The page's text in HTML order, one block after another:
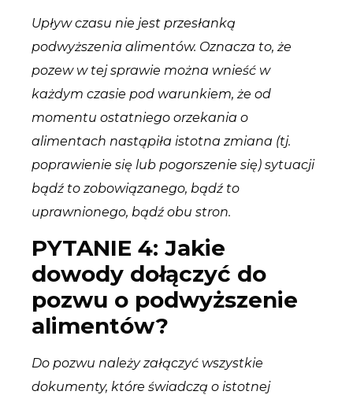
Upływ czasu nie jest przesłanką
podwyższenia alimentów. Oznacza to, że
pozew w tej sprawie można wnieść w
każdym czasie pod warunkiem, że od
momentu ostatniego orzekania o
alimentach nastąpiła istotna zmiana (tj.
poprawienie się lub pogorszenie się) sytuacji
bądź to zobowiązanego, bądź to
uprawnionego, bądź obu stron.
PYTANIE 4: Jakie
dowody dołączyć do
pozwu o podwyższenie
alimentów?
Do pozwu należy załączyć wszystkie
dokumenty, które świadczą o istotnej